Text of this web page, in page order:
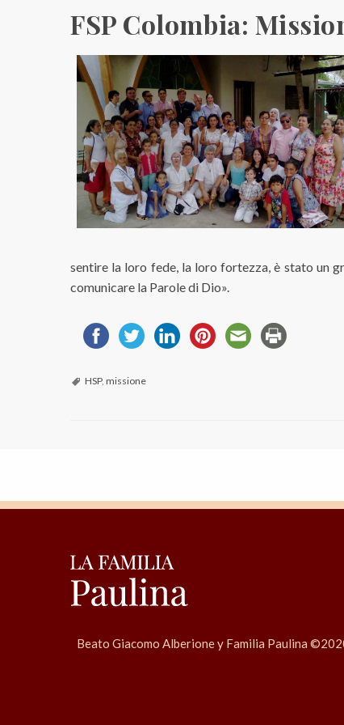
FSP Colombia:
sentire la loro fede, la loro fortezza, è stato un
comunicare la Parole di Dio».
HSP, missione
Beato Giacomo Alberione y Familia Paulina